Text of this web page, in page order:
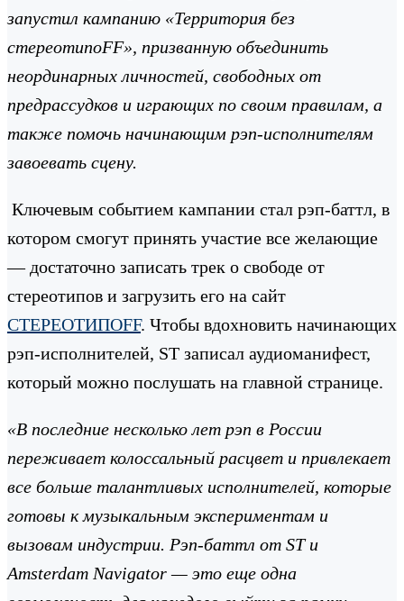
запустил кампанию «Территория без
стереотипоFF», призванную объединить
неординарных личностей, свободных от
предрассудков и играющих по своим правилам, а
также помочь начинающим рэп-исполнителям
завоевать сцену.
Ключевым событием кампании стал рэп-баттл, в
котором смогут принять участие все желающие
— достаточно записать трек о свободе от
стереотипов и загрузить его на сайт
СТЕРЕОТИПOFF. Чтобы вдохновить начинающих
рэп-исполнителей, ST записал аудиоманифест,
который можно послушать на главной странице.
«В последние несколько лет рэп в России
переживает колоссальный расцвет и привлекает
все больше талантливых исполнителей, которые
готовы к музыкальным экспериментам и
вызовам индустрии. Рэп-баттл от STи
Amsterdam Navigator— это еще одна